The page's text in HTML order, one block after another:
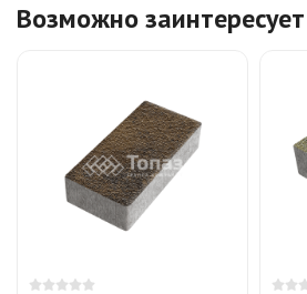
Возможно заинтересует